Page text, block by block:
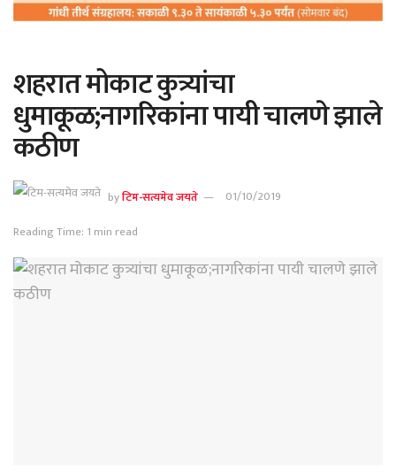
शहरात मोकाट कुत्र्यांचा
धुमाकूळ;नागरिकांना पायी चालणे झाले
कठीण
byटिम-सत्यमेव जयते
01/10/2019
Reading Time: 1 min read